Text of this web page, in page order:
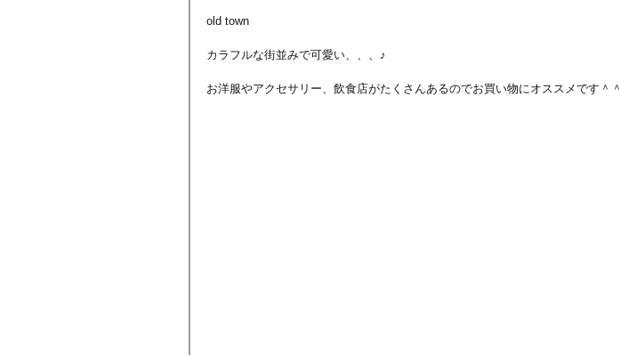
old town
カラフルな街並みで可愛い、、、♪
お洋服やアクセサリー、飲食店がたくさんあるのでお買い物にオススメです＾＾